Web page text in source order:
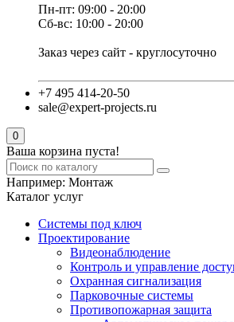
Пн-пт: 09:00 - 20:00
Сб-вс: 10:00 - 20:00
Заказ через сайт - круглосуточно
+7 495 414-20-50
sale@expert-projects.ru
0
Ваша корзина пуста!
Например: Монтаж
Каталог услуг
Системы под ключ
Проектирование
Видеонаблюдение
Контроль и управление
Охранная сигнализация
Парковочные системы
Противопожарная защита